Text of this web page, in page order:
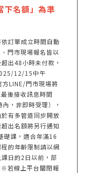
下名額」為準
訂單成立時間自動
門市現場報名皆以
出48小時未付款，
12/15中午
LINE/門市現場將
後接收訊息時間
，非即時受理），
有多管道同步開放
出名額將另行通知
礎課，適合年滿16
的年齡限制請以網
日的2日以前，部
※若線上平台關閉報